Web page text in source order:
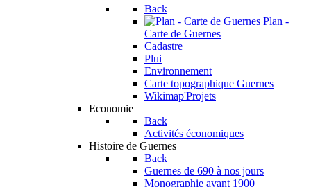
Back
Plan -
Carte de Guernes
Cadastre
Plui
Environnement
Carte topographique Guernes
Wikimap'Projets
Economie
Back
Activités économiques
Histoire de Guernes
Back
Guernes de 690 à nos jours
Monographie avant 1900